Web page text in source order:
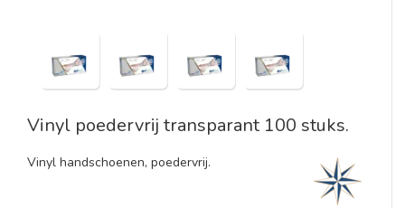
Vinyl poedervrij transparant 100 stuks.
Vinyl handschoenen, poedervrij.